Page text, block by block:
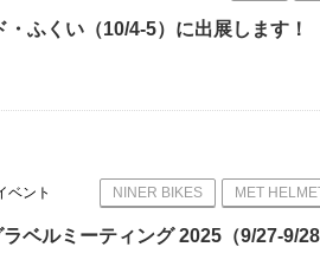
ふくい（10/4-5）に出展します！
ベント NINER BIKES MET
ベルミーティング 2025（9/27-9/